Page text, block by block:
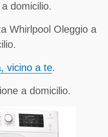
domicilio.
Whirlpool Oleggio a
vicino a te.
a domicilio.